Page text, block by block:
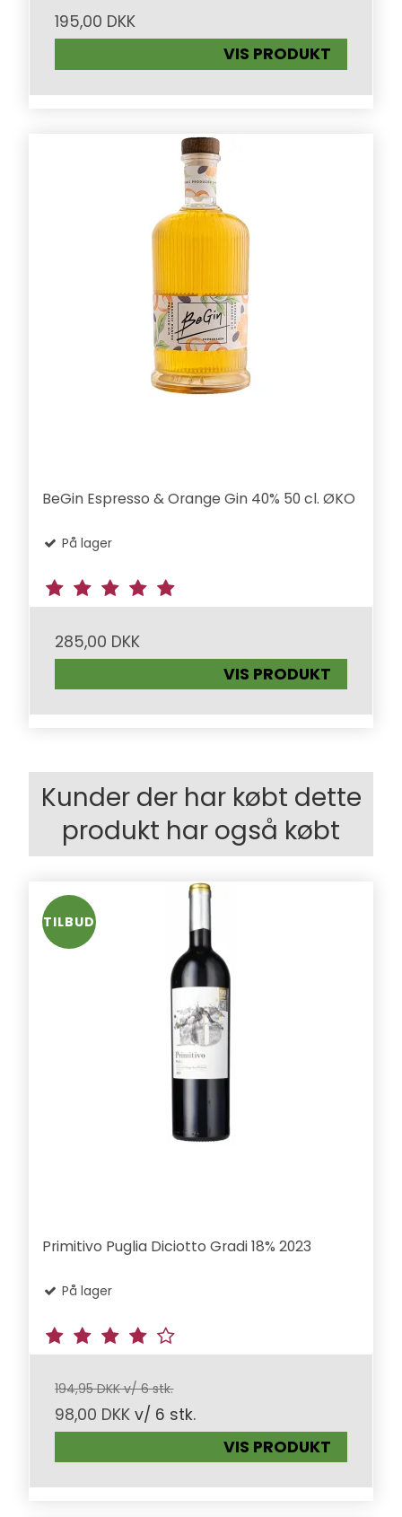
195,00 DKK
VIS PRODUKT
BeGin Espresso & Orange Gin 40% 50 cl. ØKO
På lager
285,00 DKK
VIS PRODUKT
Kunder der har købt dette
produkt har også købt
TILBUD
Primitivo Puglia Diciotto Gradi 18% 2023
På lager
194,95 DKK v/ 6 stk.
98,00 DKK v/ 6 stk.
VIS PRODUKT